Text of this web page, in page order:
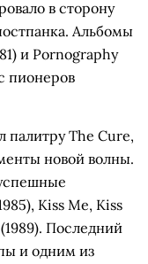
в сторону
Альбомы
и Pornography
пионеров
палитру The Cure,
новой волны.
Kiss Me, Kiss
Последний
и одним из